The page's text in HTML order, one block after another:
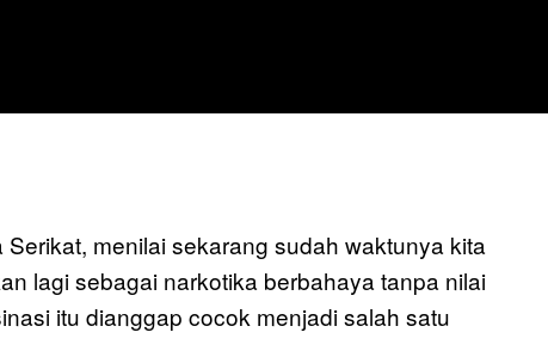
menilai sekarang sudah waktunya kita
lagi sebagai narkotika berbahaya tanpa nilai
itu dianggap cocok menjadi salah satu